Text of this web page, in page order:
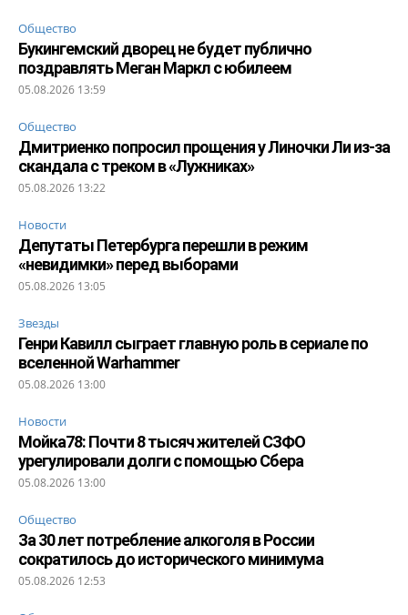
Общество
Букингемский дворец не будет публично
поздравлять Меган Маркл с юбилеем
05.08.2026 13:59
Общество
Дмитриенко попросил прощения у Линочки Ли из-за
скандала с треком в «Лужниках»
05.08.2026 13:22
Новости
Депутаты Петербурга перешли в режим
«невидимки» перед выборами
05.08.2026 13:05
Звезды
Генри Кавилл сыграет главную роль в сериале по
вселенной Warhammer
05.08.2026 13:00
Новости
Мойка78: Почти 8 тысяч жителей СЗФО
урегулировали долги с помощью Сбера
05.08.2026 13:00
Общество
За 30 лет потребление алкоголя в России
сократилось до исторического минимума
05.08.2026 12:53